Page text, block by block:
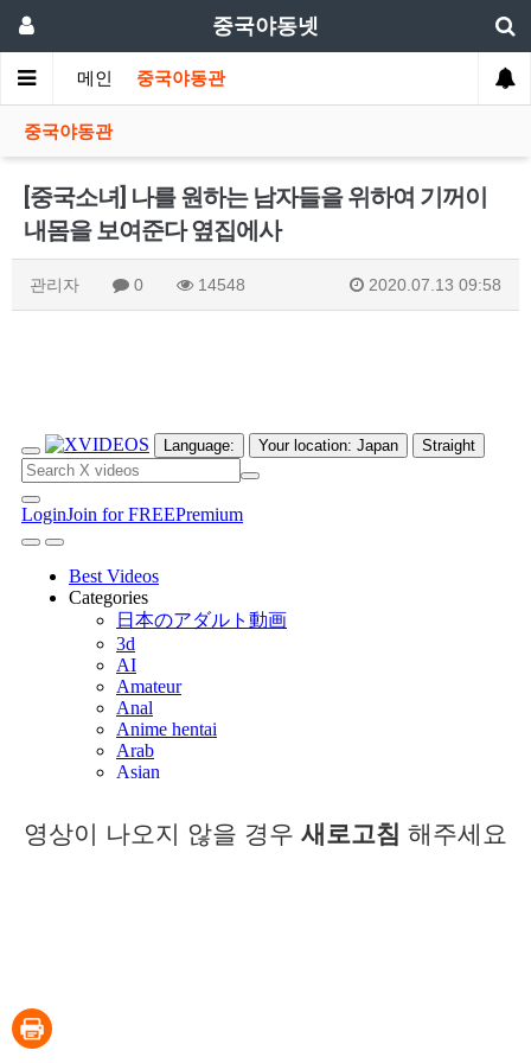
중국야동넷
메인 중국야동관
중국야동관
[중국소녀] 나를 원하는 남자들을 위하여 기꺼이
내몸을 보여준다 옆집에사
관리자 0 14548 2020.07.13 09:58
영상이 나오지 않을 경우 새로고침 해주세요